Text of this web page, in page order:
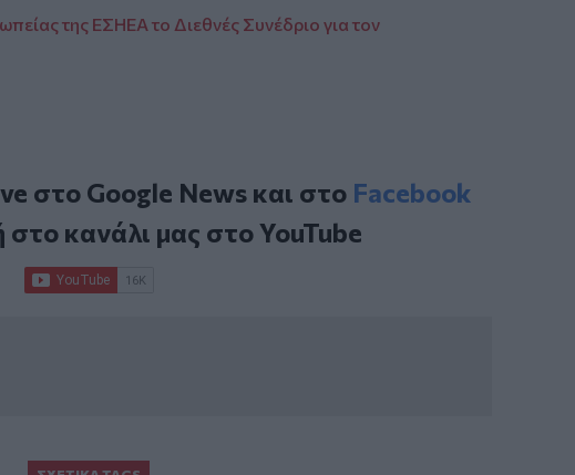
της ΕΣΗΕΑ το Διεθνές Συνέδριο για τον
στο Google Newsκαι στο Facebook
κανάλι μας στοYouTube